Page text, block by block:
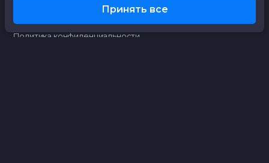
Контакты
Политика конфиденциальности
Принять все